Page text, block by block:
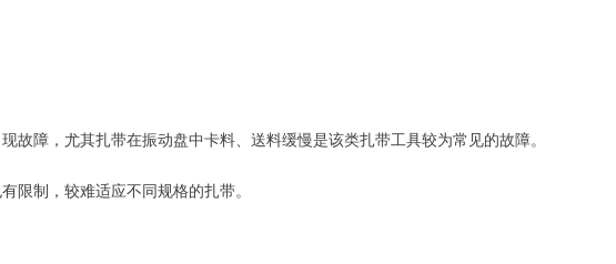
故障，尤其扎带在振动盘中卡料、送料缓慢是该类扎带工具较为常见的故障。
限制，较难适应不同规格的扎带。